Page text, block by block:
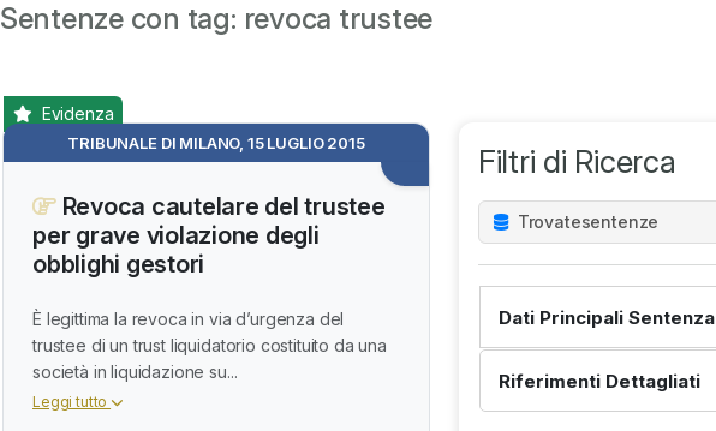
Sentenze con tag: revoca trustee
Filtri di Ricerca
Trovatesentenze
Dati Principali Sentenza
Riferimenti Dettagliati
TRIBUNALE DI MILANO, 15 LUGLIO 2015
Evidenza
Revoca cautelare del trustee
per grave violazione degli
obblighi gestori
È legittima la revoca in via d’urgenza del
trustee di un trust liquidatorio costituito da una
società in liquidazione su...
Leggi tutto